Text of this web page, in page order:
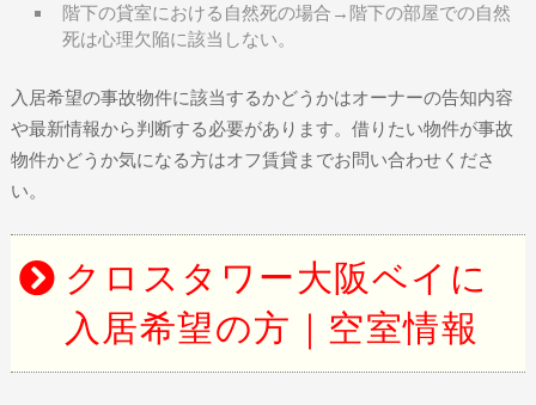
階下の貸室における自然死の場合→階下の部屋での自然
死は心理欠陥に該当しない。
入居希望の事故物件に該当するかどうかはオーナーの告知内容
や最新情報から判断する必要があります。借りたい物件が事故
物件かどうか気になる方はオフ賃貸までお問い合わせくださ
い。
クロスタワー大阪ベイに
入居希望の方｜空室情報